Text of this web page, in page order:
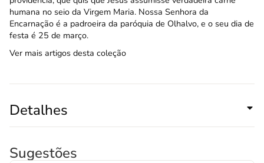
humana no seio da Virgem Maria. Nossa Senhora da
Encarnação é a padroeira da paróquia de Olhalvo, e o seu dia de
festa é 25 de março.
Ver mais artigos desta coleção
Detalhes
Sugestões